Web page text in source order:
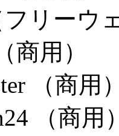
フリーウ
商用）
（商用
（商用